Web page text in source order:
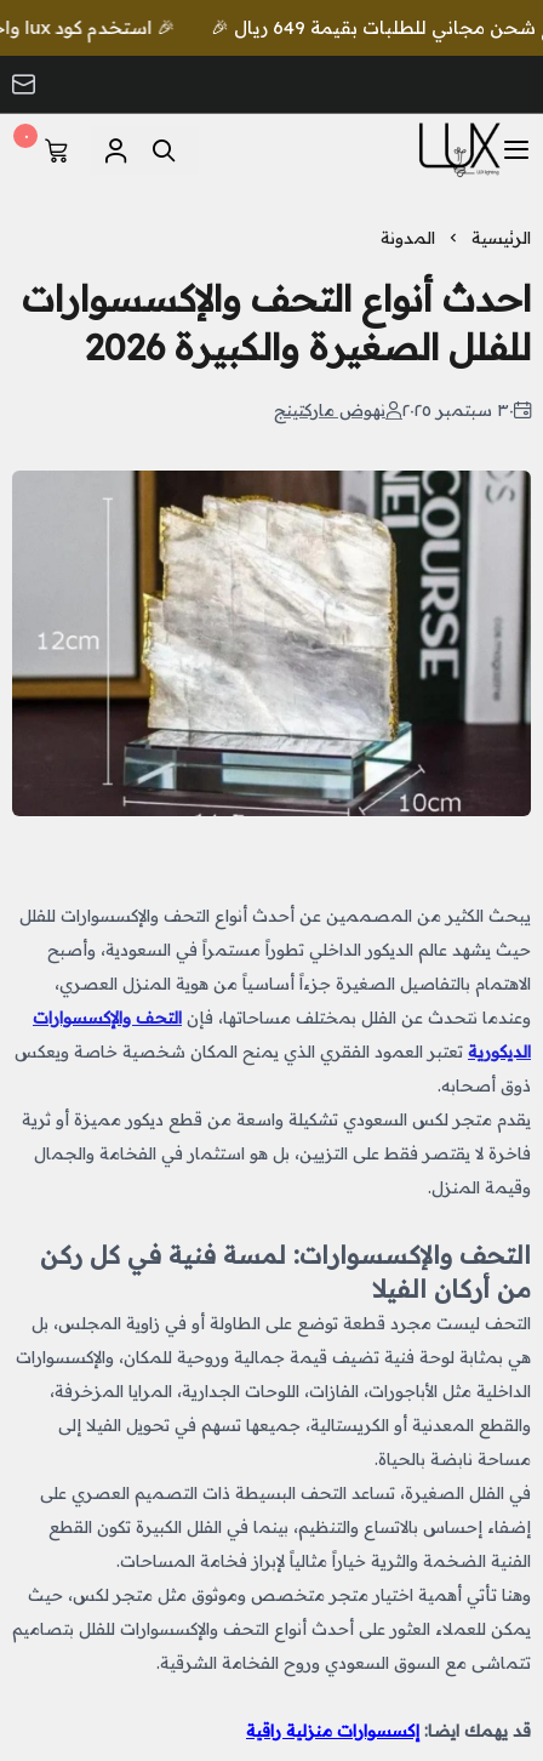
🎉 استخدم كود lux واحصل على خصم إضافي مع شحن مجاني للطلبات بقيمة 649 ريال 🎉
LUX Lighting
٠
الرئيسية المدونة
احدث أنواع التحف والإكسسوارات
للفلل الصغيرة والكبيرة 2026
٣٠ سبتمبر ٢٠٢٥ نهوض ماركتينج
يبحث الكثير من المصممين عن أحدث أنواع التحف والإكسسوارات للفلل
حيث يشهد عالم الديكور الداخلي تطوراً مستمراً في السعودية، وأصبح
الاهتمام بالتفاصيل الصغيرة جزءاً أساسياً من هوية المنزل العصري،
وعندما نتحدث عن الفلل بمختلف مساحاتها، فإن التحف والإكسسوارات
الديكورية تعتبر العمود الفقري الذي يمنح المكان شخصية خاصة ويعكس
ذوق أصحابه.
يقدم متجر لكس السعودي تشكيلة واسعة من قطع ديكور مميزة أو ثرية
فاخرة لا يقتصر فقط على التزيين، بل هو استثمار في الفخامة والجمال
وقيمة المنزل.
التحف والإكسسوارات: لمسة فنية في كل ركن
من أركان الفيلا
التحف ليست مجرد قطعة توضع على الطاولة أو في زاوية المجلس، بل
هي بمثابة لوحة فنية تضيف قيمة جمالية وروحية للمكان، والإكسسوارات
الداخلية مثل الأباجورات، الفازات، اللوحات الجدارية، المرايا المزخرفة،
والقطع المعدنية أو الكريستالية، جميعها تسهم في تحويل الفيلا إلى
مساحة نابضة بالحياة.
في الفلل الصغيرة، تساعد التحف البسيطة ذات التصميم العصري على
إضفاء إحساس بالاتساع والتنظيم، بينما في الفلل الكبيرة تكون القطع
الفنية الضخمة والثرية خياراً مثالياً لإبراز فخامة المساحات.
وهنا تأتي أهمية اختيار متجر متخصص وموثوق مثل متجر لكس، حيث
يمكن للعملاء العثور على أحدث أنواع التحف والإكسسوارات للفلل بتصاميم
تتماشى مع السوق السعودي وروح الفخامة الشرقية.
قد يهمك ايضا: إكسسوارات منزلية راقية